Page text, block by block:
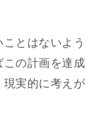
とはないよう
この計画を達成
現実的に考えが